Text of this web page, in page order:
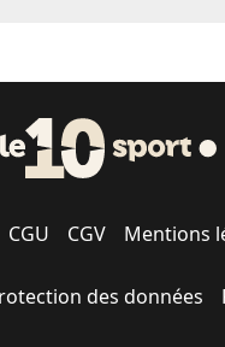
CGU CGV Mentions
des données